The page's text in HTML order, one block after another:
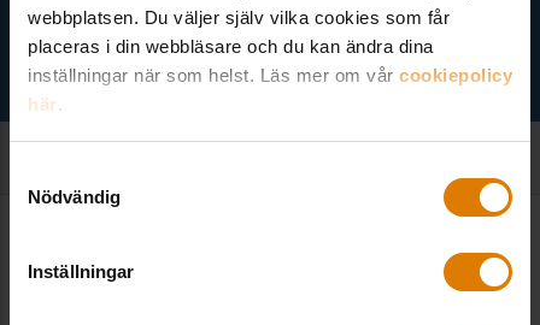
webbplatsen. Du väljer själv vilka cookies som får
placeras i din webbläsare och du kan ändra dina
inställningar när som helst. Läs mer om vår cookiepolicy
här.
Nödvändig
Inställningar
Kontakt